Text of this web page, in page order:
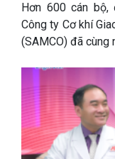
Hơn 600 cán
Công ty Cơ khí
(SAMCO) đã cùng